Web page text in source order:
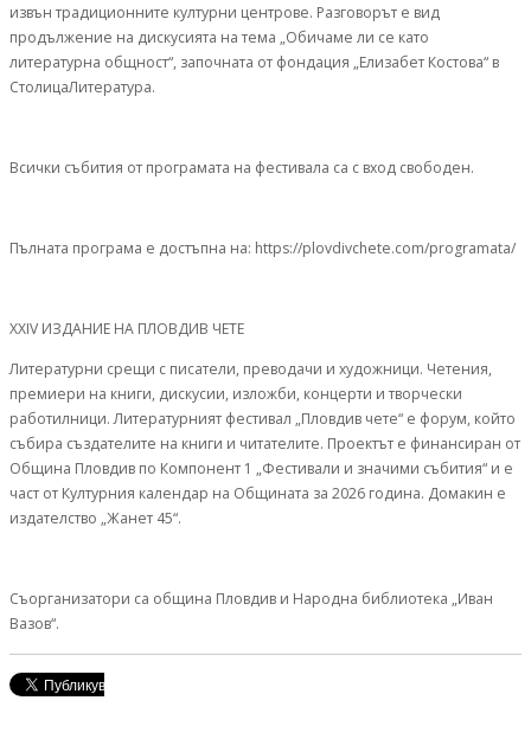
извън традиционните културни центрове. Разговорът е вид
продължение на дискусията на тема „Обичаме ли се като
литературна общност“, започната от фондация „Елизабет Костова“ в
СтолицаЛитература.
Всички събития от програмата на фестивала са с вход свободен.
Пълната програма е достъпна на: https://plovdivchete.com/programata/
XXIV ИЗДАНИЕ НА ПЛОВДИВ ЧЕТЕ
Литературни срещи с писатели, преводачи и художници. Четения,
премиери на книги, дискусии, изложби, концерти и творчески
работилници. Литературният фестивал „Пловдив чете“ е форум, който
събира създателите на книги и читателите. Проектът е финансиран от
Община Пловдив по Компонент 1 „Фестивали и значими събития“ и е
част от Културния календар на Общината за 2026 година. Домакин е
издателство „Жанет 45“.
Съорганизатори са oбщина Пловдив и Народна библиотека „Иван
Вазов“.